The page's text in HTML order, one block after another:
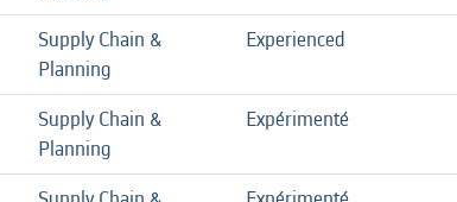
Supply Chain &
Planning
Experienced
Supply Chain &
Planning
Expérimenté